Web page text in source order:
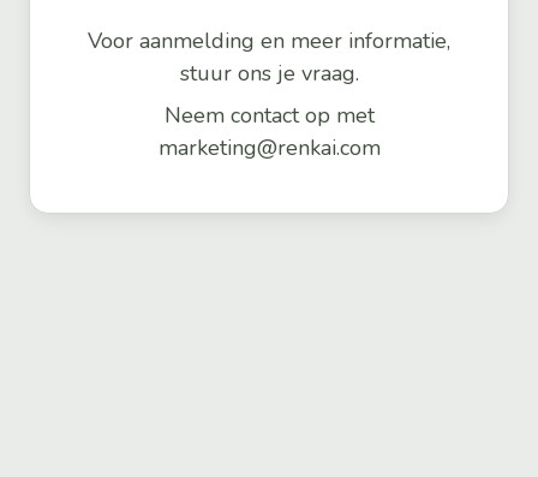
Voor aanmelding en meer informatie,
stuur ons je vraag.
Neem contact op met
marketing@renkai.com